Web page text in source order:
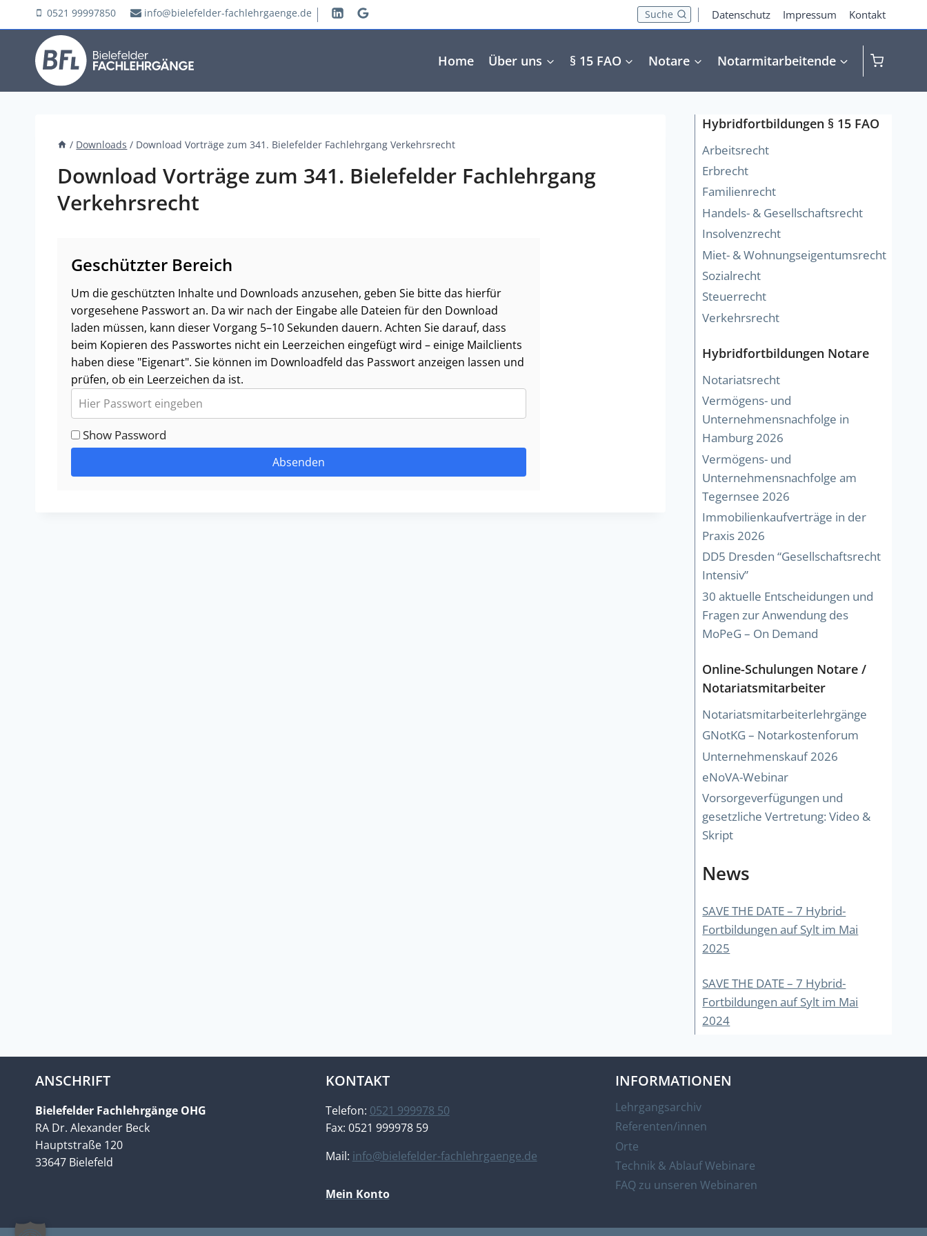
Inhalt
springen
0521 99997850 info@bielefelder-fachlehrgaenge.de Suche Datenschutz Impressum Kontakt
Home Über uns § 15 FAO Notare Notarmitarbeitende
/ Downloads / Download Vorträge zum 341. Bielefelder Fachlehrgang Verkehrsrecht
Download Vorträge zum 341. Bielefelder Fachlehrgang
Verkehrsrecht
Geschützter Bereich
Um die geschützten Inhalte und Downloads anzusehen, geben Sie bitte das hierfür
vorgesehene Passwort an. Da wir nach der Eingabe alle Dateien für den Download
laden müssen, kann dieser Vorgang 5–10 Sekunden dauern. Achten Sie darauf, dass
beim Kopieren des Passwortes nicht ein Leerzeichen eingefügt wird – einige Mailclients
haben diese "Eigenart". Sie können im Downloadfeld das Passwort anzeigen lassen und
prüfen, ob ein Leerzeichen da ist.
Show Password
Absenden
Hybridfortbildungen § 15 FAO
Arbeitsrecht
Erbrecht
Familienrecht
Handels- & Gesellschaftsrecht
Insolvenzrecht
Miet- & Wohnungseigentumsrecht
Sozialrecht
Steuerrecht
Verkehrsrecht
Hybridfortbildungen Notare
Notariatsrecht
Vermögens- und
Unternehmensnachfolge in
Hamburg 2026
Vermögens- und
Unternehmensnachfolge am
Tegernsee 2026
Immobilienkaufverträge in der
Praxis 2026
DD5 Dresden “Gesellschaftsrecht
Intensiv”
30 aktuelle Entscheidungen und
Fragen zur Anwendung des
MoPeG – On Demand
Online-Schulungen Notare /
Notariatsmitarbeiter
Notariatsmitarbeiterlehrgänge
GNotKG – Notarkostenforum
Unternehmenskauf 2026
eNoVA-Webinar
Vorsorgeverfügungen und
gesetzliche Vertretung: Video &
Skript
News
SAVE THE DATE – 7 Hybrid-
Fortbildungen auf Sylt im Mai
2025
SAVE THE DATE – 7 Hybrid-
Fortbildungen auf Sylt im Mai
2024
ANSCHRIFT
Bielefelder Fachlehrgänge OHG
RA Dr. Alexander Beck
Hauptstraße 120
33647 Bielefeld
KONTAKT
Telefon: 0521 999978 50
Fax: 0521 999978 59
Mail: info@bielefelder-fachlehrgaenge.de
Mein Konto
INFORMATIONEN
Lehrgangsarchiv
Referenten/innen
Orte
Technik & Ablauf Webinare
FAQ zu unseren Webinaren